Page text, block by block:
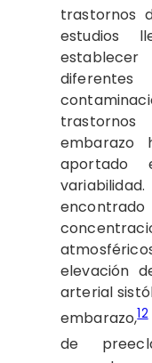
trastornos
estudios
embarazo
aportado
elevación
arterial
embarazo,12
de